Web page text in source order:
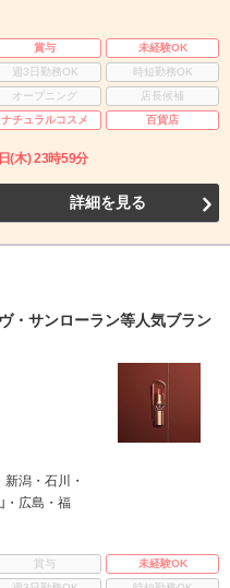
賞与
未経験OK
週3日勤務OK
時短勤務OK
オープニング
店長候補
ナチュラルコスメ 百貨店
(木) 23時59分
詳細を見る
・サンローラン等人気ブラン
潟・石川・
・広島・福
賞与
未経験OK